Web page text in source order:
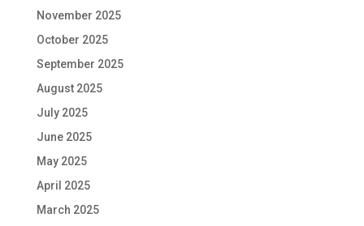
November 2025
October 2025
September 2025
August 2025
July 2025
June 2025
May 2025
April 2025
March 2025